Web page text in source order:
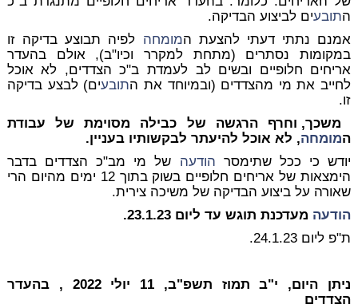
התובעים לביצוע הבדיקה.
אמנם נתתי דעתי להצעת המומחה לפיה תבוצע בדיקה זו
במקומות נסתרים (מתחת למקרר וכיו"ב), אולם בהעדר
אריחים חלופיים ובשים לב לעמדת ב"כ הצדדים, לא אוכל
לחייב את מי מהצדדים (ובמיוחד את התובעים) לבצע בדיקה
זו.
משכך, וחרף הרגשה של כבילה מסוימת של עבודת
המומחה, לא אוכל להיעתר לבקשותיו בעניין.
יודש כי ככל שתימסר הודעה של מי מב"כ הצדדים בדבר
הימצאות של אריחים חלופיים בשוק בתוך 12 ימים מהיום הרי
שאורה על ביצוע הבדיקה של משיכה צירית.
הודעה מעדכנת תוגש עד ליום 23.1.23.
ת"פ ליום 24.1.23.
ניתן היום, י"ב תמוז תשפ"ב, 11 יולי 2022 , בהעדר
הצדדים